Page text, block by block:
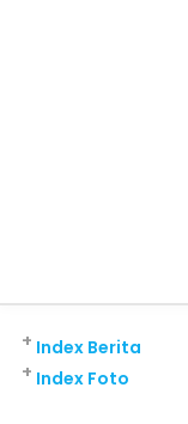
Index Berita
+
Index Foto
+